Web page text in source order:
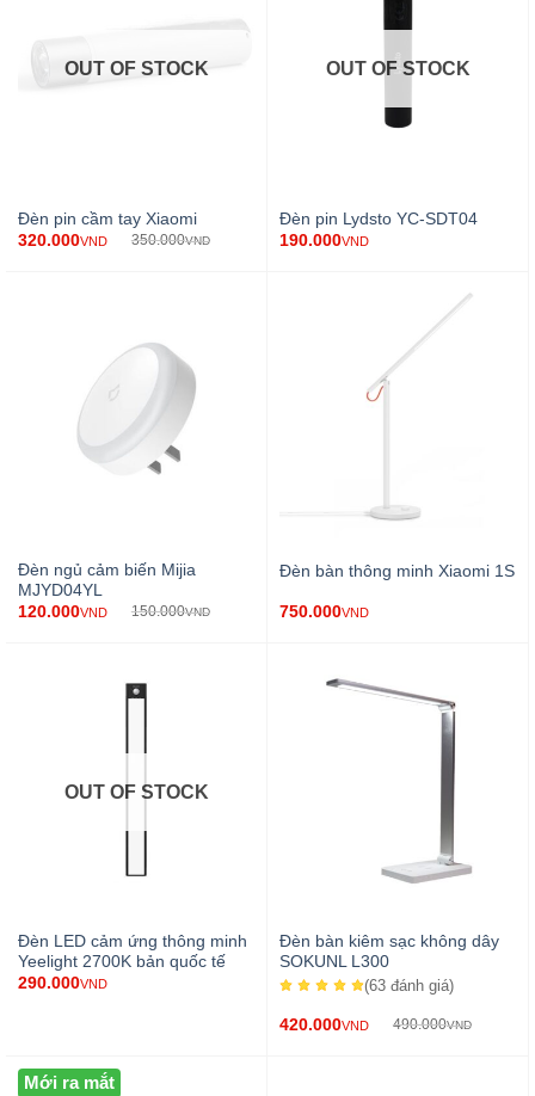
OUT OF STOCK
Đèn pin cầm tay Xiaomi
320.000VND 350.000VND
OUT OF STOCK
Đèn pin Lydsto YC-SDT04
190.000VND
Đèn ngủ cảm biến Mijia
MJYD04YL
120.000VND 150.000VND
Đèn bàn thông minh Xiaomi 1S
750.000VND
OUT OF STOCK
Đèn LED cảm ứng thông minh
Yeelight 2700K bản quốc tế
290.000VND
Đèn bàn kiêm sạc không dây
SOKUNL L300
(63 đánh giá)
420.000VND 490.000VND
Mới ra mắt